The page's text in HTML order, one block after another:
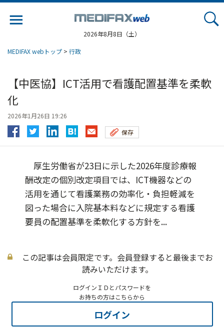
2026年8月8日（土）
MEDIFAX webトップ > 行政
【中医協】ICT活用で看護配置基準を柔軟
化
2026年1月26日 19:26
保存
厚生労働省が23日に示した2026年度診療報
酬改定の個別改定項目では、ICT機器などの
活用を通じて看護業務の効率化・負担軽減を
図った場合に入院基本料などに規定する看護
要員の配置基準を柔軟化する方針を...
この記事は会員限定です。会員登録すると最後までお
読みいただけます。
ログインＩＤとパスワードを
お持ちの方はこちらから
ログイン